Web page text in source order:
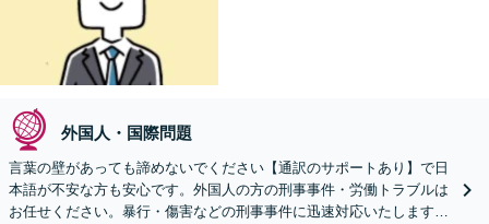
外国人・国際問題
言葉の壁があっても諦めないでください【通訳のサポートあり】で日
本語が不安な方も安心です。外国人の方の刑事事件・労働トラブルは
お任せください。暴行・傷害などの刑事事件に迅速対応いたします。